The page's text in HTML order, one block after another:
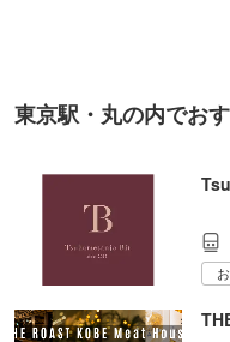
東京駅・丸の内でお